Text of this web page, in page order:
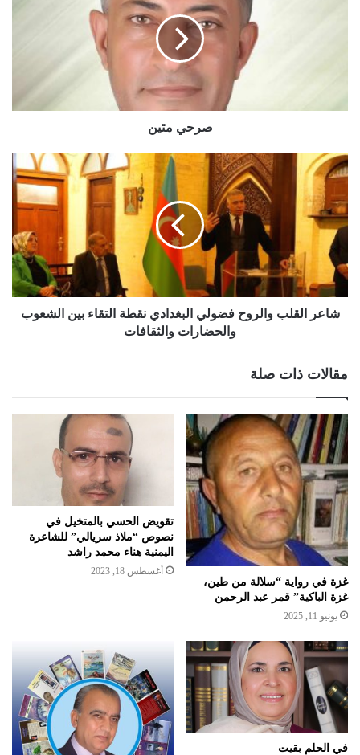
صرحي متين
شاعر القلب والروح فضولي البغدادي نقطة التقاء بين الشعوب
والحضارات والثقافات
مقالات ذات صلة
غزة في رواية “سلالة من طين،
غزة الباكية” قمر عبد الرحمن
يونيو 11, 2025
تقويض الحسي بالمتخيل في
نصوص “ملاذ سريالي” للشاعرة
اليمنية هناء محمد راشد
أغسطس 18, 2023
في الحلم بقيت